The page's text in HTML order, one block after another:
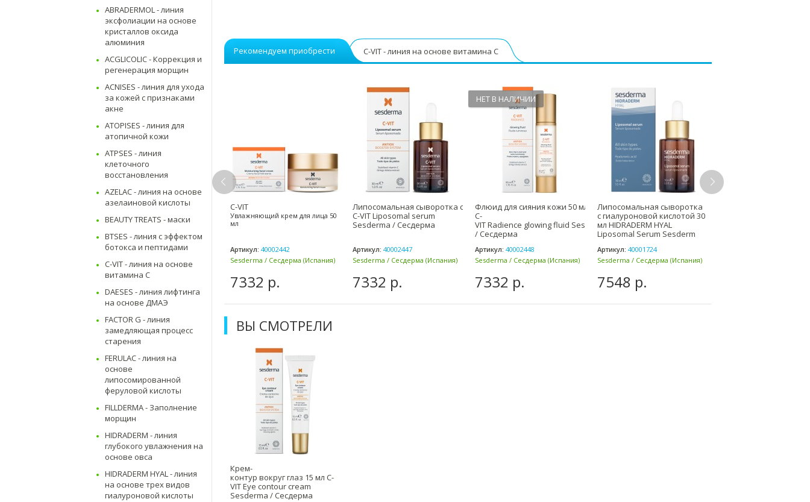
ABRADERMOL - линия
эксфолиации на основе
кристаллов оксида
алюминия
ACGLICOLIC - Коррекция и
регенерация морщин
ACNISES - линия для ухода
за кожей с признаками
акне
ATOPISES - линия для
атопичной кожи
ATPSES - линия
клеточного
восстановления
AZELAC - линия на основе
азелаиновой кислоты
BEAUTY TREATS - маски
BTSES - линия с эффектом
ботокса и пептидами
C-VIT - линия на основе
витамина C
DAESES - линия лифтинга
на основе ДМАЭ
FACTOR G - линия
замедляющая процесс
старения
FERULAC - линия на
основе
липосомированной
феруловой кислоты
FILLDERMA - Заполнение
морщин
HIDRADERM - линия
глубокого увлажнения на
основе овса
HIDRADERM HYAL - линия
на основе трех видов
гиалуроновой кислоты
Рекомендуем приобрести C-VIT - линия на основе витамина C
Патчи для контура вокруг глаз
5 шт C-Vit Parches Contorno
de Ojos Sesderma /
Сесдерма
Артикул: 40002443
Sesderma / Сесдерма (Испания)
5784 р.
C-VIT
Увлажняющий крем для лица 50
мл
Артикул: 40002442
Sesderma / Сесдерма (Испания)
7332 р.
Липосомальная сыворотка с витамином С 30 мл
C-VIT Liposomal serum
Sesderma / Сесдерма
Артикул: 40002447
Sesderma / Сесдерма (Испания)
7332 р.
НЕТ В НАЛИЧИИ
Флюид для сияния кожи 50 мл
C-
VIT Radience glowing fluid Sesderma
/ Сесдерма
Артикул: 40002448
Sesderma / Сесдерма (Испания)
7332 р.
Липосомальная сыворотка
с гиалуроновой кислотой 30
мл HIDRADERM HYAL
Liposomal Serum Sesderm
Артикул: 40001724
Sesderma / Сесдерма (Испания)
7548 р.
ВЫ СМОТРЕЛИ
Крем-
контур вокруг глаз 15 мл C-
VIT Eye contour cream
Sesderma / Сесдерма